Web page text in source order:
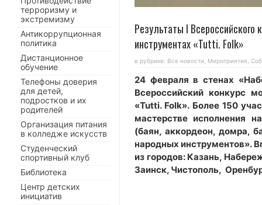
Результаты I
инструментах «Tutti. Folk»
в рубрике: Все новости Мероприятия
24 февраля в стенах
Всероссийский конкурс
«Tutti. Folk». Более 150
мастерстве исполнения
(баян, аккордеон, домра,
народных инструментов».
из городов: Казань,
Заинск, Чистополь,
терроризму и
экстремизму
Антикоррупционная
политика
Дистанционное
обучение
Телефоны доверия
для детей,
подростков и их
родителей
Организация питания
в колледже искусств
Студенческий
спортивный клуб
Библиотека
Центр детских
инициатив